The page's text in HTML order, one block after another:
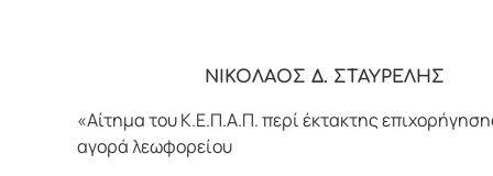
ΝΙΚΟΛΑΟΣ Δ. ΣΤΑΥΡΕΛΗΣ
«Αίτημα του Κ.Ε.Π.Α.Π. περί έκτακτης
αγορά λεωφορείου